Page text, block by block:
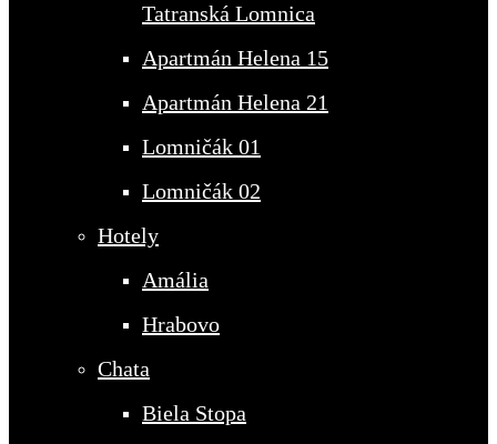
Tatranská Lomnica
Apartmán Helena 15
Apartmán Helena 21
Lomničák 01
Lomničák 02
Hotely
Amália
Hrabovo
Chata
Biela Stopa